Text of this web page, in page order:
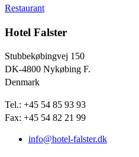
Restaurant
Hotel Falster
Stubbekøbingvej 150
DK-4800 Nykøbing F.
Denmark
Tel.: +45 54 85 93 93
Fax: +45 54 82 21 99
info@hotel-falster.dk